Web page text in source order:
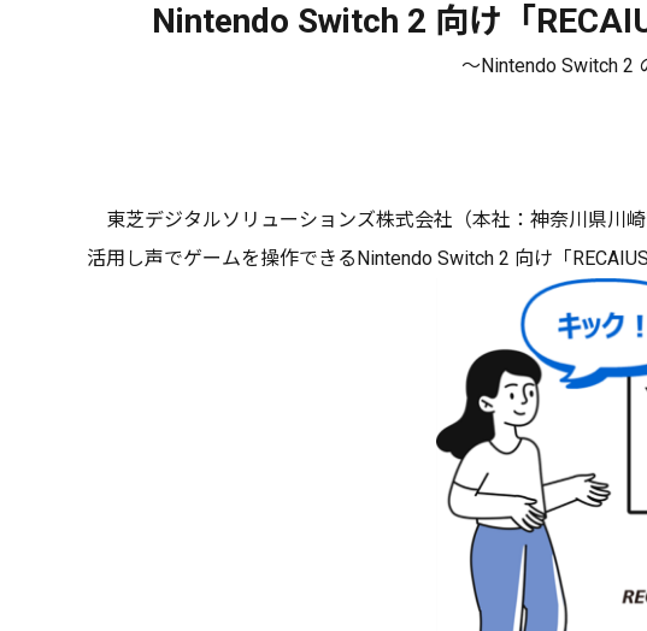
Nintendo Switch 2 向け「
～Nintendo Switch 2
東芝デジタルソリューションズ株式会社（本社：神奈川県川
活用し声でゲームを操作できるNintendo Switch 2 向け「